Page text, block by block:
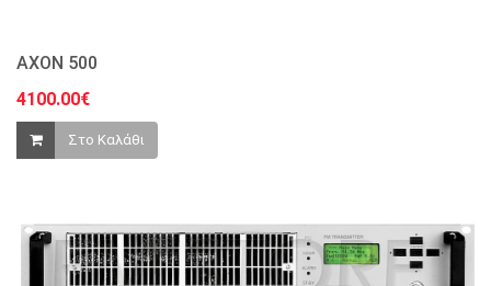
AXON 500
4100.00€
Στο Καλάθι